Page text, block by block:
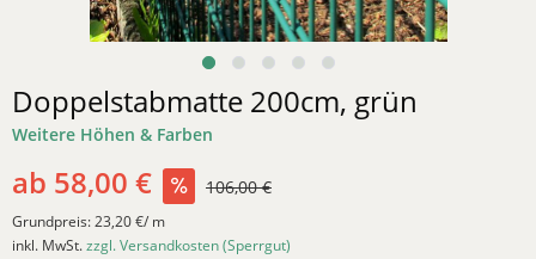
Doppelstabmatte 200cm, grün
Weitere Höhen & Farben
ab 58,00 € 106,00 €
Grundpreis:23,20 €/ m
inkl. MwSt.zzgl. Versandkosten (Sperrgut)